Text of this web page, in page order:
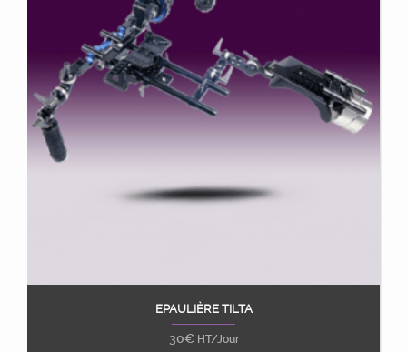
Ajouter au panier
EPAULIÈRE TILTA
30€ HT/Jour